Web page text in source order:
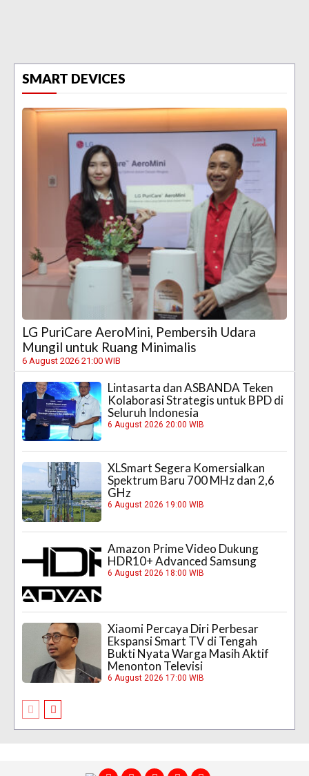
SMART DEVICES
LG PuriCare AeroMini, Pembersih Udara
Mungil untuk Ruang Minimalis
6 August 2026 21:00 WIB
Lintasarta dan ASBANDA Teken
Kolaborasi Strategis untuk BPD di
Seluruh Indonesia
6 August 2026 20:00 WIB
XLSmart Segera Komersialkan
Spektrum Baru 700 MHz dan 2,6
GHz
6 August 2026 19:00 WIB
Amazon Prime Video Dukung
HDR10+ Advanced Samsung
6 August 2026 18:00 WIB
Xiaomi Percaya Diri Perbesar
Ekspansi Smart TV di Tengah
Bukti Nyata Warga Masih Aktif
Menonton Televisi
6 August 2026 17:00 WIB